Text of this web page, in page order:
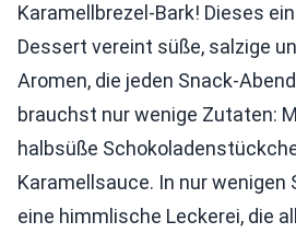
Karamellbrezel-Bark! Dieses
Dessert vereint süße, salzige
Aromen, die jeden Snack-
brauchst nur wenige Zutaten:
halbsüße
Karamellsauce. In nur
eine himmlische Leckerei, die